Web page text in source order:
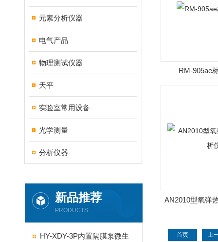
元素分析仪器
电气产品
物理测试仪器
天平
实验室常用设备
光学测量
分析仪器
新品推荐
PRODUCTS
HY-XDY-3P内置隔膜泵微生
RM-905ae
AN2010型氧弹
首页 上